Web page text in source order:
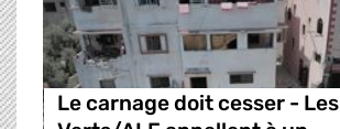
Le carnage doit cesser - Les